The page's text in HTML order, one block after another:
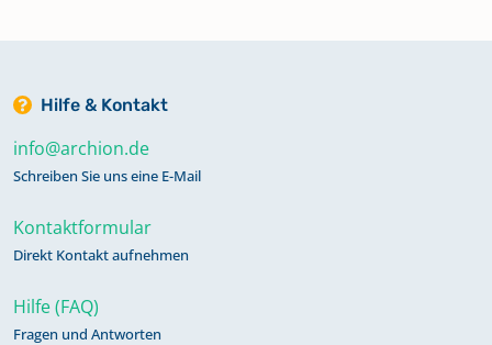
Hilfe & Kontakt
info@archion.de
Schreiben Sie uns eine E-Mail
Kontaktformular
Direkt Kontakt aufnehmen
Hilfe (FAQ)
Fragen und Antworten